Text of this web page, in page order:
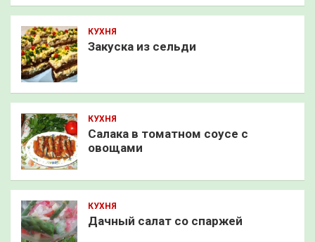
КУХНЯ
Закуска из сельди
КУХНЯ
Салака в томатном соусе с
овощами
КУХНЯ
Дачный салат со спаржей